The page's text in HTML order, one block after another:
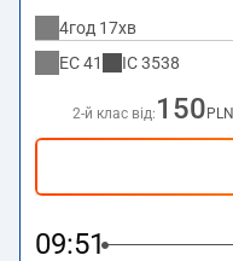
4год 17хв
EC41 IC3538
2-й клас від: 150 PLN
09:51